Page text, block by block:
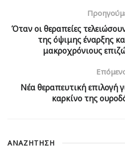
Όταν οι θεραπείες
της όψιμης έναρξης
μακροχρόνιους
Νέα θεραπευτική επιλογή
καρκίνο της
ΑΝΑΖΗΤΗΣΗ